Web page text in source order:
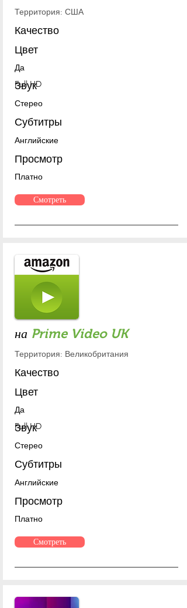
Территория: США
Качество
Цвет
Да
Full HD
Звук
Стерео
Субтитры
Английские
Просмотр
Платно
Смотреть
на Prime Video UK
Территория: Великобритания
Качество
Цвет
Да
Full HD
Звук
Стерео
Субтитры
Английские
Просмотр
Платно
Смотреть